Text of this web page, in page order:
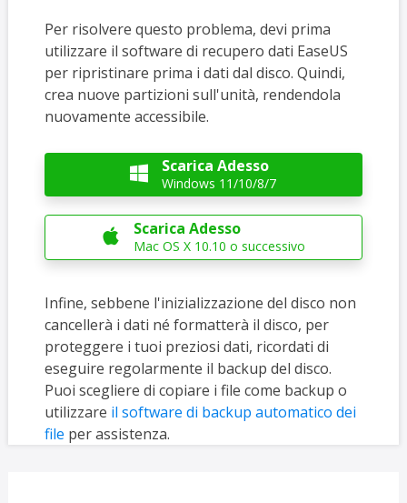
Per risolvere questo problema, devi prima
utilizzare il software di recupero dati EaseUS
per ripristinare prima i dati dal disco. Quindi,
crea nuove partizioni sull'unità, rendendola
nuovamente accessibile.
 Scarica Adesso
Windows 11/10/8/7
 Scarica Adesso
Mac OS X 10.10 o successivo
Infine, sebbene l'inizializzazione del disco non
cancellerà i dati né formatterà il disco, per
proteggere i tuoi preziosi dati, ricordati di
eseguire regolarmente il backup del disco.
Puoi scegliere di copiare i file come backup o
utilizzare il software di backup automatico dei
file per assistenza.